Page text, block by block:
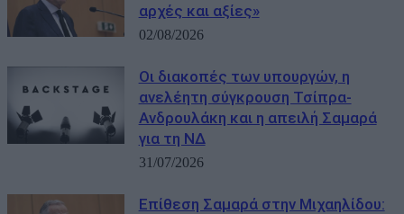
αρχές και αξίες»
02/08/2026
Οι διακοπές των υπουργών, η
ανελέητη σύγκρουση Τσίπρα-
Ανδρουλάκη και η απειλή Σαμαρά
για τη ΝΔ
31/07/2026
Eπίθεση Σαμαρά στην Μιχαηλίδου: